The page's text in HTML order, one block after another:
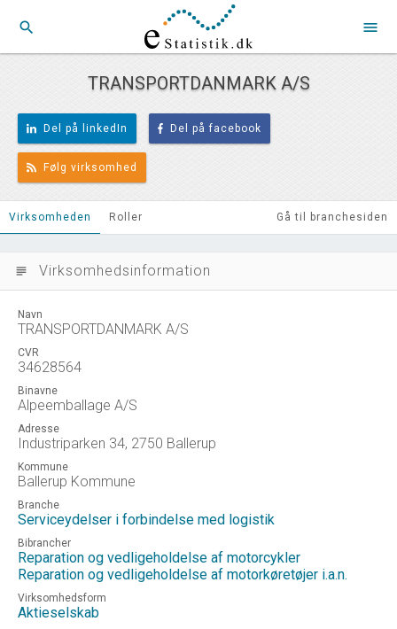
search menu
TRANSPORTDANMARK A/S
Del på linkedIn Del på facebook
Følg virksomhed
Virksomheden Roller Gå til branchesiden
subject Virksomhedsinformation
Navn
TRANSPORTDANMARK A/S
CVR
34628564
Binavne
Alpeemballage A/S
Adresse
Industriparken 34, 2750 Ballerup
Kommune
Ballerup Kommune
Branche
Serviceydelser i forbindelse med logistik
Bibrancher
Reparation og vedligeholdelse af motorcykler
Reparation og vedligeholdelse af motorkøretøjer i.a.n.
Virksomhedsform
Aktieselskab